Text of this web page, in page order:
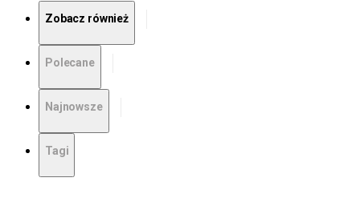
Zobacz również
Polecane
Najnowsze
Tagi